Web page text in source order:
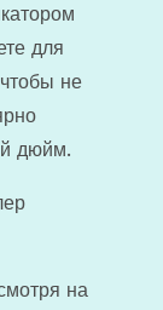
для
не
дюйм.
на